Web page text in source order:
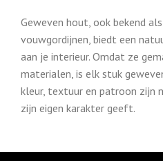
Geweven hout, ook bekend
vouwgordijnen, biedt een
aan je interieur. Omdat ze
materialen, is elk stuk
kleur, textuur en patroon zijn
zijn eigen karakter geeft.